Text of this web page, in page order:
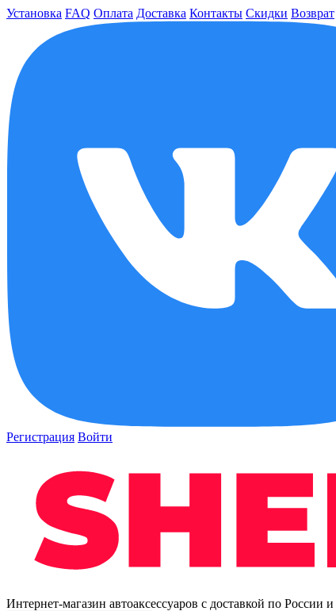
Установка FAQ Оплата Доставка Контакты Скидки Возврат
Регистрация Войти
Интернет-магазин автоаксессуаров с доставкой по России